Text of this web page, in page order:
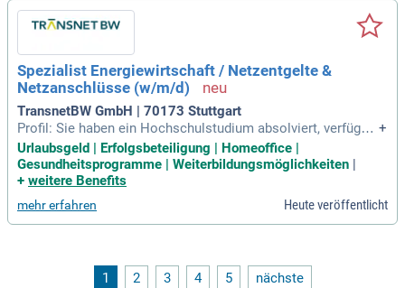
Spezialist Energiewirtschaft / Netzentgelte &
Netzanschlüsse (w/m/d)
TransnetBW GmbH | 70173 Stuttgart
Profil: Sie haben ein Hochschulstudium absolviert, verfügen
über mehrere Jahre Berufserfahrung innerhalb der Energiewi
rtschaft und besitzen idealerweise eine Promotion mit ener
giewirtschaftlichem Bezug.
+
Urlaubsgeld | Erfolgsbeteiligung | Homeoffice |
Gesundheitsprogramme | Weiterbildungsmöglichkeiten |
+ weitere Benefits
mehr erfahren Heute veröffentlicht
1 2 3 4 5 nächste